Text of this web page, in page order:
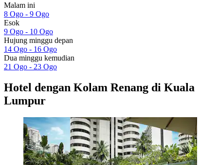
Malam ini
8 Ogo - 9 Ogo
Esok
9 Ogo - 10 Ogo
Hujung minggu depan
14 Ogo - 16 Ogo
Dua minggu kemudian
21 Ogo - 23 Ogo
Hotel dengan Kolam Renang di Kuala
Lumpur